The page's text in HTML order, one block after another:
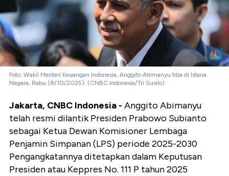
Foto: Wakil Menteri Keuangan Indonesia, Anggito Abimanyu tiba di Istana
Negara, Rabu (8/10/2025). (CNBC Indonesia/Tri Susilo)
Jakarta, CNBC Indonesia - Anggito Abimanyu
telah resmi dilantik Presiden Prabowo Subianto
sebagai Ketua Dewan Komisioner Lembaga
Penjamin Simpanan (LPS) periode 2025-2030
Pengangkatannya ditetapkan dalam Keputusan
Presiden atau Keppres No. 111 P tahun 2025